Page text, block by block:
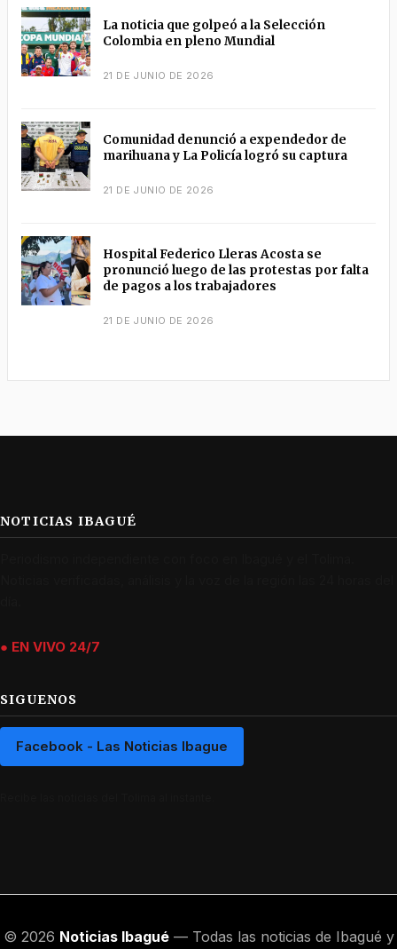
La noticia que golpeó a la Selección
Colombia en pleno Mundial
21 DE JUNIO DE 2026
Comunidad denunció a expendedor de
marihuana y La Policía logró su captura
21 DE JUNIO DE 2026
Hospital Federico Lleras Acosta se
pronunció luego de las protestas por falta
de pagos a los trabajadores
21 DE JUNIO DE 2026
NOTICIAS IBAGUÉ
● EN VIVO 24/7
SIGUENOS
Facebook - Las Noticias Ibague
© 2026 Noticias Ibagué— Todas las noticias de Ibagué y